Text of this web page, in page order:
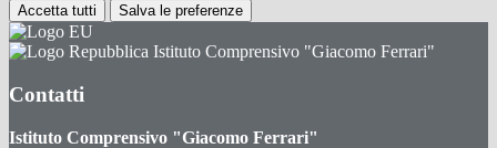
Accetta tutti Salva le preferenze
Istituto Comprensivo "Giacomo Ferrari"
Contatti
Istituto Comprensivo "Giacomo Ferrari"